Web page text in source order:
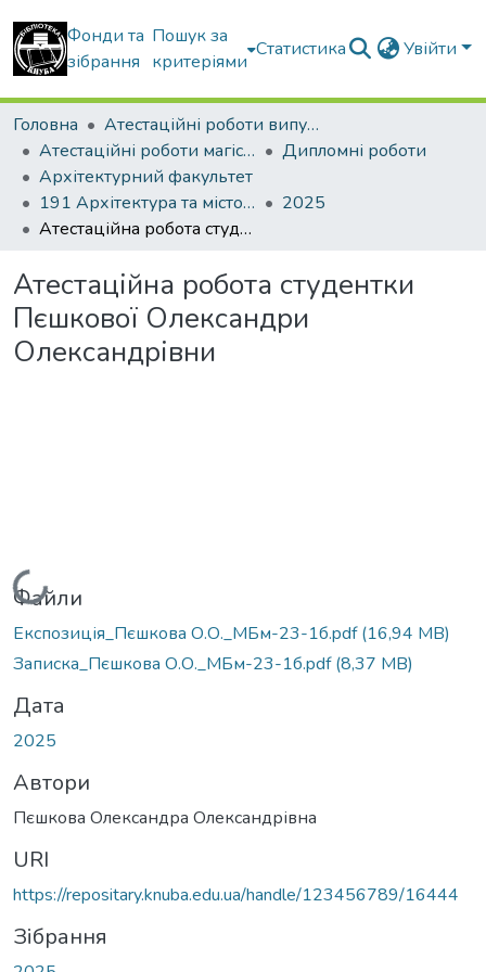
Фонди та
зібрання
Пошук за
критеріями
Статистика Увійти
Головна
Атестаційні роботи випускників
Атестаційні роботи магістрів
Дипломні роботи
Архітектурний факультет
191 Архітектура та містобудування. Містобудування. Архітектурно-містобудівне проектування
2025
Атестаційна робота студентки Пєшкової Олександри Олександрівни
Атестаційна робота студентки
Пєшкової Олександри
Олександрівни
Вантажиться...
Файли
Експозиція_Пєшкова О.О._МБм-23-1б.pdf(16,94 MB)
Записка_Пєшкова О.О._МБм-23-1б.pdf(8,37 MB)
Дата
2025
Автори
Пєшкова Олександра Олександрівна
URI
https://repositary.knuba.edu.ua/handle/123456789/16444
Зібрання